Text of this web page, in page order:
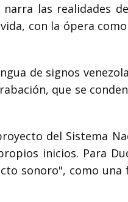
las realidades
con la ópera
de signos
que se
del Sistema
inicios. Para
sonoro", como una